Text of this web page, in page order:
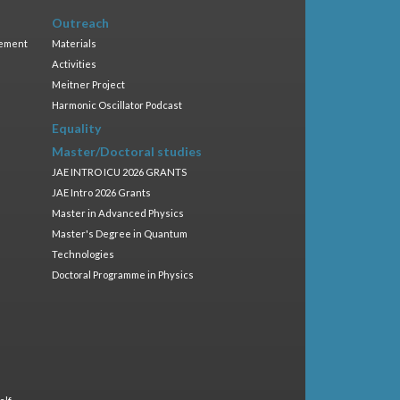
Outreach
Materials
Activities
Meitner Project
Harmonic Oscillator Podcast
Equality
Master/Doctoral studies
JAE INTRO ICU 2026 GRANTS
JAE Intro 2026 Grants
Master in Advanced Physics
Master's Degree in Quantum
Technologies
Doctoral Programme in Physics